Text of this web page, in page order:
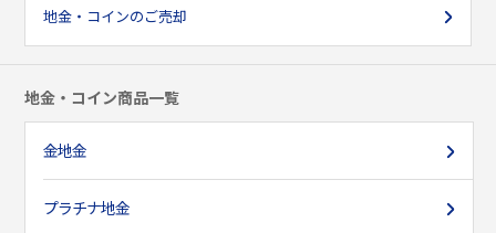
地金・コインのご売却
地金・コイン商品一覧
金地金
プラチナ地金